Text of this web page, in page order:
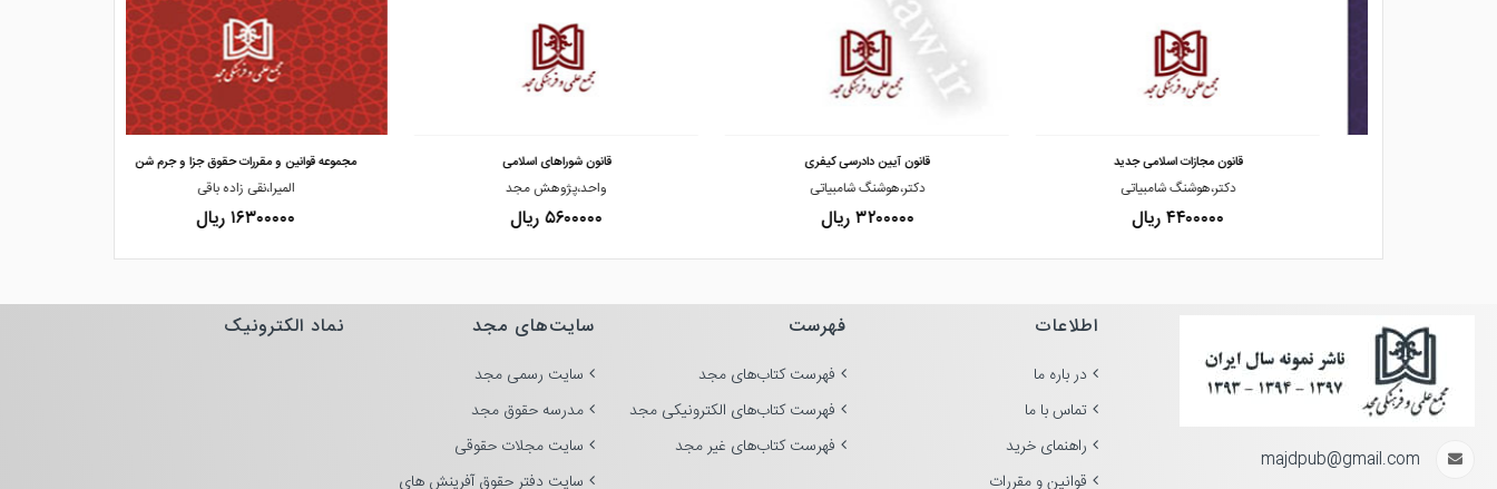
قانون مجازات اسلامی جدید
دکتر،هوشنگ شامبیاتی
۴۴۰۰۰۰۰ ریال
قانون آیین دادرسی کیفری
دکتر،هوشنگ شامبیاتی
۳۲۰۰۰۰۰ ریال
مشاهده و خرید
قانون شوراهای اسلامی
واحد،پژوهش مجد
۵۶۰۰۰۰۰ ریال
مجموعه قوانین و مقررات حقوق جزا و جرم شن
المیرا،نقی زاده باقی
۱۶۳۰۰۰۰۰ ریال
majdpub@gmail.com
اطلاعات
در باره ما
تماس با ما
راهنمای خرید
قوانین و مقررات
فهرست
فهرست کتاب‌های مجد
فهرست کتاب‌های الکترونیکی مجد
فهرست کتاب‌های غیر مجد
سایت‌های مجد
سایت رسمی مجد
مدرسه حقوق مجد
سایت مجلات حقوقی
سایت دفتر حقوق آفرینش های
نماد الکترونیک